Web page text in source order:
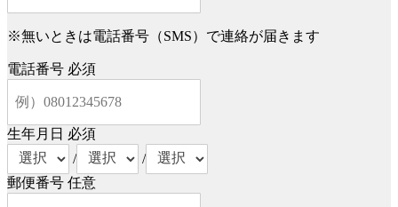
※無いときは電話番号（SMS）で連絡が届きます
電話番号 必須
生年月日 必須
/
/
郵便番号 任意